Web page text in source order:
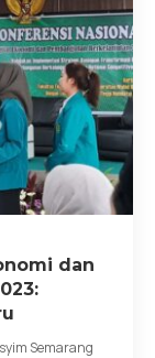
dan
Semarang